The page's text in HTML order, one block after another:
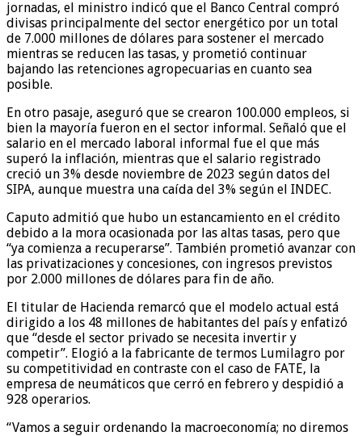
jornadas, el ministro indicó que el Banco Central compró
divisas principalmente del sector energético por un total
de 7.000 millones de dólares para sostener el mercado
mientras se reducen las tasas, y prometió continuar
bajando las retenciones agropecuarias en cuanto sea
posible.
En otro pasaje, aseguró que se crearon 100.000 empleos, si
bien la mayoría fueron en el sector informal. Señaló que el
salario en el mercado laboral informal fue el que más
superó la inflación, mientras que el salario registrado
creció un 3% desde noviembre de 2023 según datos del
SIPA, aunque muestra una caída del 3% según el INDEC.
Caputo admitió que hubo un estancamiento en el crédito
debido a la mora ocasionada por las altas tasas, pero que
“ya comienza a recuperarse”. También prometió avanzar con
las privatizaciones y concesiones, con ingresos previstos
por 2.000 millones de dólares para fin de año.
El titular de Hacienda remarcó que el modelo actual está
dirigido a los 48 millones de habitantes del país y enfatizó
que “desde el sector privado se necesita invertir y
competir”. Elogió a la fabricante de termos Lumilagro por
su competitividad en contraste con el caso de FATE, la
empresa de neumáticos que cerró en febrero y despidió a
928 operarios.
“Vamos a seguir ordenando la macroeconomía; no diremos